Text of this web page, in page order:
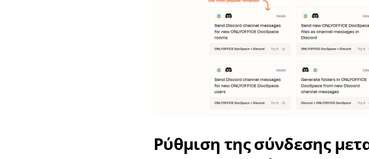
Ρύθμιση της σύνδεσης